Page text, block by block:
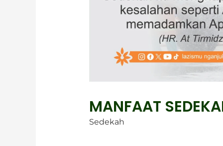
MANFAAT
Sedekah